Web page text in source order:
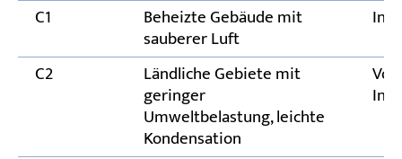
C1
Beheizte Gebäude mit
sauberer Luft
C2 Ländliche Gebiete mit
geringer
Umweltbelastung, leichte
Kondensation